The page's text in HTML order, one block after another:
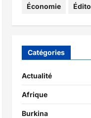
Économie Édito
Catégories
Actualité
Afrique
Burkina